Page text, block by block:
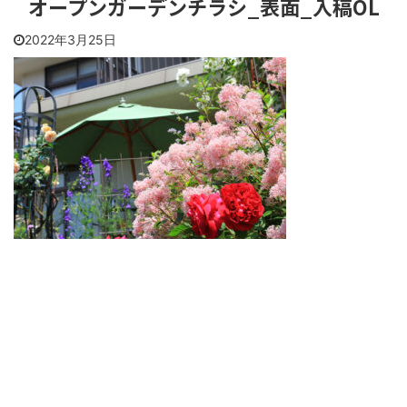
オープンガーデンチラシ_表面_入稿OL
2022年3月25日